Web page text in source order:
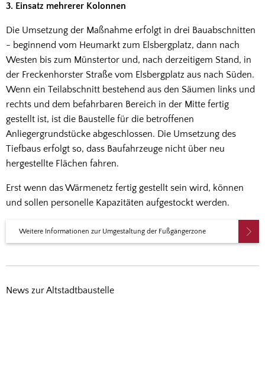
3. Einsatz mehrerer Kolonnen
Die Umsetzung der Maßnahme erfolgt in drei Bauabschnitten
- beginnend vom Heumarkt zum Elsbergplatz, dann nach
Westen bis zum Münstertor und, nach derzeitigem Stand, in
der Freckenhorster Straße vom Elsbergplatz aus nach Süden.
Wenn ein Teilabschnitt bestehend aus den Säumen links und
rechts und dem befahrbaren Bereich in der Mitte fertig
gestellt ist, ist die Baustelle für die betroffenen
Anliegergrundstücke abgeschlossen. Die Umsetzung des
Tiefbaus erfolgt so, dass Baufahrzeuge nicht über neu
hergestellte Flächen fahren.
Erst wenn das Wärmenetz fertig gestellt sein wird, können
und sollen personelle Kapazitäten aufgestockt werden.
Weitere Informationen zur Umgestaltung der Fußgängerzone
News zur Altstadtbaustelle